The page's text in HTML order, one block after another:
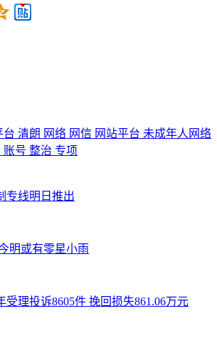
台 清朗 网络 网信 网站平台 未成年人网络
账号 整治 专项
专线明日推出
明或有零星小雨
理投诉8605件 挽回损失861.06万元